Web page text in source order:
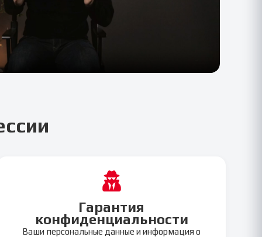
Гарантия
конфиденциальности
Ваши персональные данные и информация о